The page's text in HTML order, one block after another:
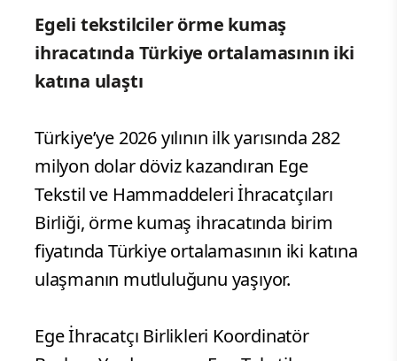
Egeli tekstilciler örme kumaş
ihracatında Türkiye ortalamasının iki
katına ulaştı
Türkiye’ye 2026 yılının ilk yarısında 282
milyon dolar döviz kazandıran Ege
Tekstil ve Hammaddeleri İhracatçıları
Birliği, örme kumaş ihracatında birim
fiyatında Türkiye ortalamasının iki katına
ulaşmanın mutluluğunu yaşıyor.
Ege İhracatçı Birlikleri Koordinatör